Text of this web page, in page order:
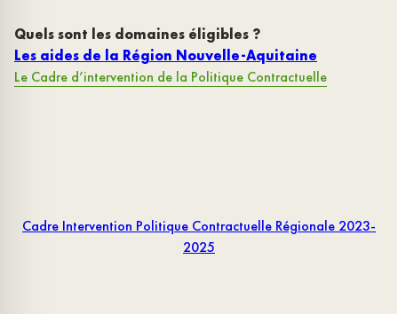
Quels sont les domaines éligibles ?
Les aides de la Région Nouvelle-Aquitaine
Le Cadre d’intervention de la Politique Contractuelle
Cadre Intervention Politique Contractuelle Régionale 2023-
2025